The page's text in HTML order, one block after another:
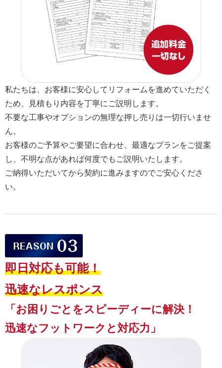
私たちは、お客様に安心してリフォームを進めていただく
ため、見積もり内容を丁寧にご説明します。
不要な工事やオプションの無理な押し売りは一切行いませ
ん。
お客様のご予算やご要望に合わせ、最適なプランをご提案
し、不明な点があれば何度でもご説明いたします。
ご納得いただいてから契約に進みますのでご安心くださ
い。
即日対応も可能！
迅速なレスポンス
「お困りごとをスピーディーに解決！
迅速なフットワークと対応力」